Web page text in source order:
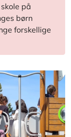
på
børn
forskellige